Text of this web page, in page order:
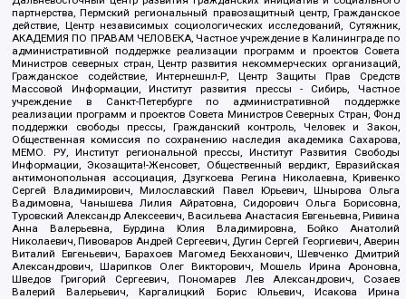
партнерства, Пермский региональный правозащитный центр, Гражданское
действие, Центр независимых социологических исследований, Сутяжник,
АКАДЕМИЯ ПО ПРАВАМ ЧЕЛОВЕКА, Частное учреждение в Калининграде по
административной поддержке реализации программ и проектов Совета
Министров северных стран, Центр развития некоммерческих организаций,
Гражданское содействие, Интернешнл-Р, Центр Защиты Прав Средств
Массовой Информации, Институт развития прессы - Сибирь, Частное
учреждение в Санкт-Петербурге по административной поддержке
реализации программ и проектов Совета Министров Северных Стран, Фонд
поддержки свободы прессы, Гражданский контроль, Человек и Закон,
Общественная комиссия по сохранению наследия академика Сахарова,
МЕМО. РУ, Институт региональной прессы, Институт Развития Свободы
Информации, Экозащита!-Женсовет, Общественный вердикт, Евразийская
антимонопольная ассоциация, Дзугкоева Регина Николаевна, Кривенко
Сергей Владимирович, Милославский Павел Юрьевич, Шнырова Ольга
Вадимовна, Чанышева Лилия Айратовна, Сидорович Ольга Борисовна,
Туровский Александр Алексеевич, Васильева Анастасия Евгеньевна, Ривина
Анна Валерьевна, Бурдина Юлия Владимировна, Бойко Анатолий
Николаевич, Пивоваров Андрей Сергеевич, Дугин Сергей Георгиевич, Аверин
Виталий Евгеньевич, Барахоев Магомед Бекханович, Шевченко Дмитрий
Александрович, Шарипков Олег Викторович, Мошель Ирина Ароновна,
Шведов Григорий Сергеевич, Пономарев Лев Александрович, Созаев
Валерий Валерьевич, Каргалицкий Борис Юльевич, Исакова Ирина